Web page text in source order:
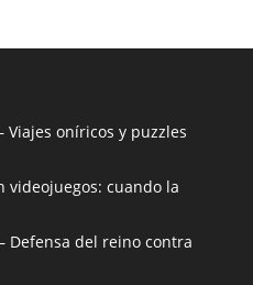
Viajes oníricos y puzzles
videojuegos: cuando la
Defensa del reino contra